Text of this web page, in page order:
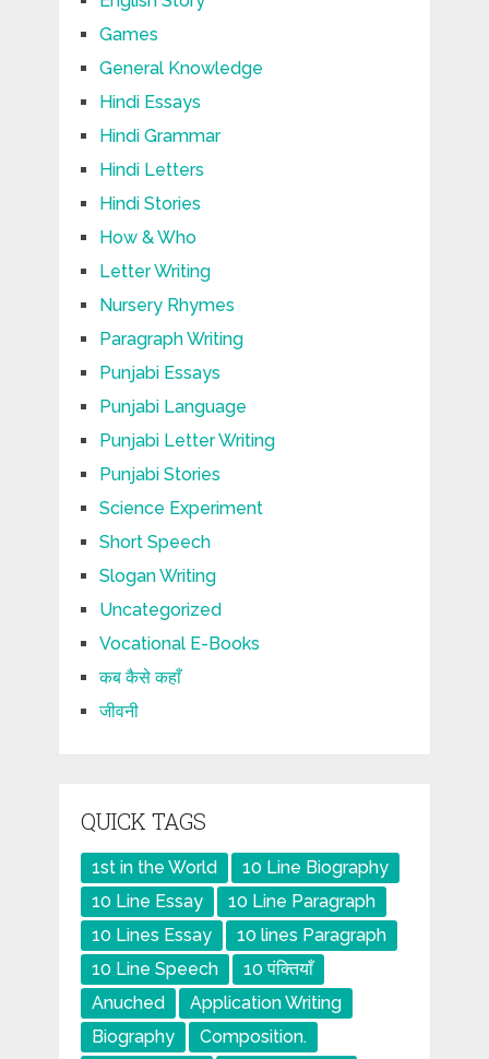
Games
General Knowledge
Hindi Essays
Hindi Grammar
Hindi Letters
Hindi Stories
How & Who
Letter Writing
Nursery Rhymes
Paragraph Writing
Punjabi Essays
Punjabi Language
Punjabi Letter Writing
Punjabi Stories
Science Experiment
Short Speech
Slogan Writing
Uncategorized
Vocational E-Books
कब कैसे कहाँ
जीवनी
QUICK TAGS
1st in the World
10 Line Biography
10 Line Essay
10 Line Paragraph
10 Lines Essay
10 lines Paragraph
10 Line Speech
10 पंक्तियाँ
Anuched
Application Writing
Biography
Composition.